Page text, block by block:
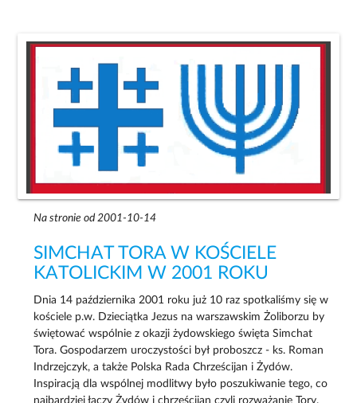
Na stronie od 2001-10-14
SIMCHAT TORA W KOŚCIELE
KATOLICKIM W 2001 ROKU
Dnia 14 października 2001 roku już 10 raz spotkaliśmy się w
kościele p.w. Dzieciątka Jezus na warszawskim Żoliborzu by
świętować wspólnie z okazji żydowskiego święta Simchat
Tora. Gospodarzem uroczystości był proboszcz - ks. Roman
Indrzejczyk, a także Polska Rada Chrześcijan i Żydów.
Inspiracją dla wspólnej modlitwy było poszukiwanie tego, co